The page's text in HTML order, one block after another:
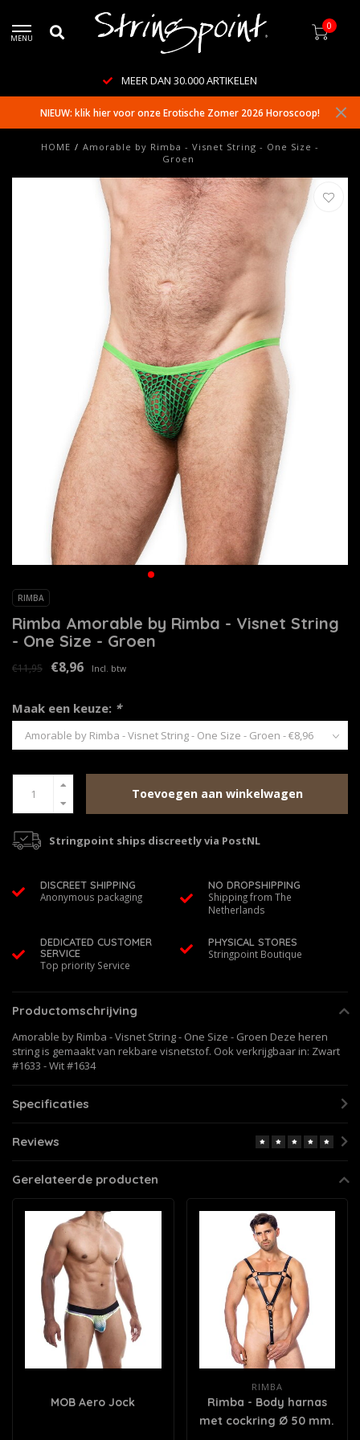
MENU
0
MEER DAN 30.000 ARTIKELEN
NIEUW: klik hier voor onze Erotische Zomer 2026 Horoscoop!
HOME / Amorable by Rimba - Visnet String - One Size -
Groen
RIMBA
Rimba Amorable by Rimba - Visnet String
- One Size - Groen
€11,95 €8,96 Incl. btw
Maak een keuze: *
Toevoegen aan winkelwagen
Stringpoint ships discreetly via PostNL
DISCREET SHIPPING
Anonymous packaging
NO DROPSHIPPING
Shipping from The
Netherlands
DEDICATED CUSTOMER
SERVICE
Top priority Service
PHYSICAL STORES
Stringpoint Boutique
Productomschrijving
Amorable by Rimba - Visnet String - One Size - Groen Deze heren
string is gemaakt van rekbare visnetstof. Ook verkrijgbaar in: Zwart
#1633 - Wit #1634
Specificaties
Reviews
Gerelateerde producten
MOB Aero Jock
RIMBA
Rimba - Body harnas
met cockring Ø 50 mm.